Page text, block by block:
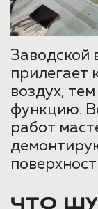
Заводской
прилегает
воздух,
функцию.
работ
ЧТО